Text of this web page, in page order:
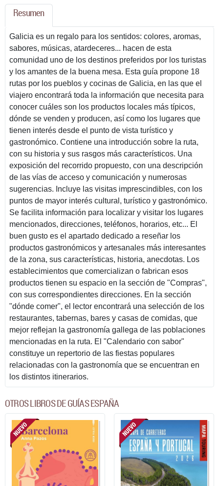
Resumen
Galicia es un regalo para los sentidos: colores, aromas,
sabores, músicas, atardeceres... hacen de esta
comunidad uno de los destinos preferidos por los turistas
y los amantes de la buena mesa. Esta guía propone 18
rutas por los pueblos y cocinas de Galicia, en las que el
viajero encontrará toda la información que necesita para
conocer cuáles son los productos locales más típicos,
dónde se venden y producen, así como los lugares que
tienen interés desde el punto de vista turístico y
gastronómico. Contiene una introducción sobre la ruta,
con su historia y sus rasgos más característicos. Una
exposición del recorrido propuesto, con una descripción
de las vías de acceso y comunicación y numerosas
sugerencias. Incluye las visitas imprescindibles, con los
puntos de mayor interés cultural, turístico y gastronómico.
Se facilita información para localizar y visitar los lugares
mencionados, direcciones, teléfonos, horarios, etc... El
buen gusto es el apartado dedicado a reseñar los
productos gastronómicos y artesanales más interesantes
de la zona, sus características, historia, anecdotas. Los
establecimientos que comercializan o fabrican esos
productos tienen su espacio en la sección de "Compras",
con sus correspondientes direcciones. En la sección
"dónde comer", el lector encontrará una selección de los
restaurantes, tabernas, bares y casas de comidas, que
mejor reflejan la gastronomía gallega de las poblaciones
mencionadas en la ruta. El "Calendario con sabor"
constituye un repertorio de las fiestas populares
relacionadas con la gastronomía que se encuentran en
los distintos itinerarios.
OTROS LIBROS DE GUÍAS ESPAÑA